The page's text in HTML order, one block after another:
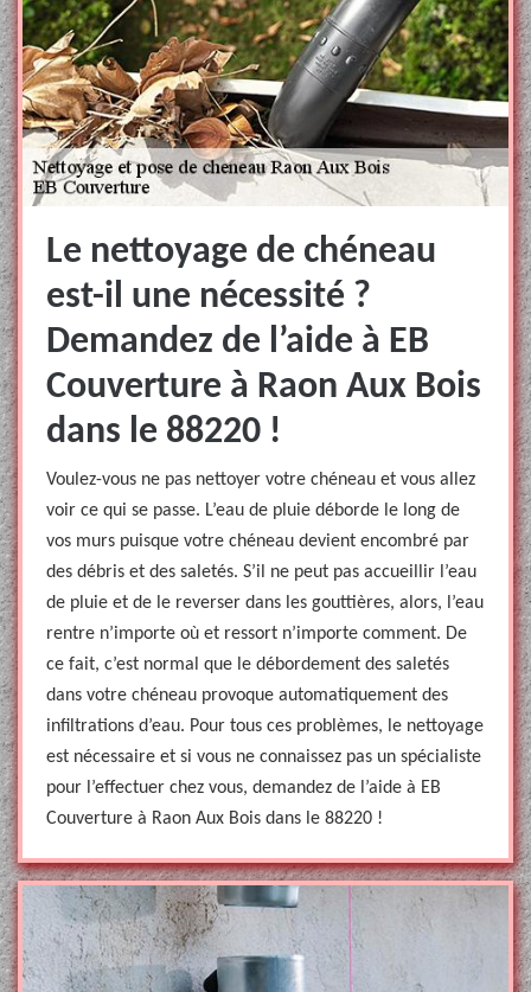
Le nettoyage de chéneau
est-il une nécessité ?
Demandez de l’aide à EB
Couverture à Raon Aux Bois
dans le 88220 !
Voulez-vous ne pas nettoyer votre chéneau et vous allez
voir ce qui se passe. L’eau de pluie déborde le long de
vos murs puisque votre chéneau devient encombré par
des débris et des saletés. S’il ne peut pas accueillir l’eau
de pluie et de le reverser dans les gouttières, alors, l’eau
rentre n’importe où et ressort n’importe comment. De
ce fait, c’est normal que le débordement des saletés
dans votre chéneau provoque automatiquement des
infiltrations d’eau. Pour tous ces problèmes, le nettoyage
est nécessaire et si vous ne connaissez pas un spécialiste
pour l’effectuer chez vous, demandez de l’aide à EB
Couverture à Raon Aux Bois dans le 88220 !